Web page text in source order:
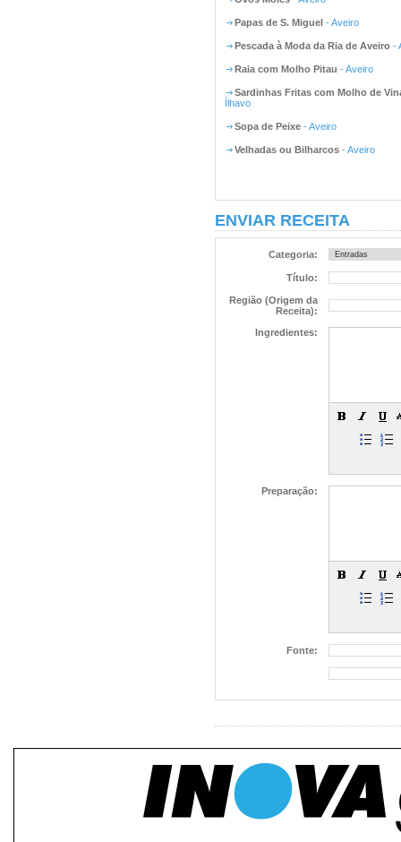
Papas de S. Miguel - Aveiro
Pescada à Moda da Ria de Aveiro -
Raia com Molho Pitau - Aveiro
Sardinhas Fritas com Molho de
Ílhavo
Sopa de Peixe - Aveiro
Velhadas ou Bilharcos - Aveiro
ENVIAR RECEITA
Categoria:
Título:
Região (Origem da
Receita):
Ingredientes:
Preparação:
Fonte: